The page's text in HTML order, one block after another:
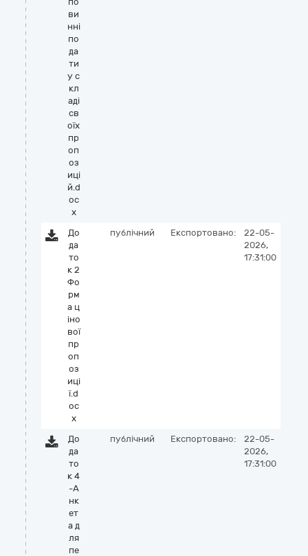
ви
нні
по
да
ти
у с
кл
аді
св
оїх
пр
оп
оз
иці
й.d
oc
x
До
да
то
к 2
Фо
рм
а ц
іно
вої
пр
оп
оз
иці
ї.d
oc
x
публічний Експортовано:
22-05-
2026,
17:31:00
До
да
то
к 4
-А
нк
ет
а д
ля
пе
публічний Експортовано:
22-05-
2026,
17:31:00